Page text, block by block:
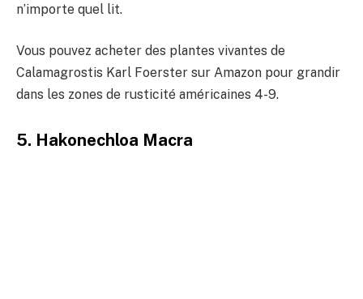
n’importe quel lit.
Vous pouvez acheter des plantes vivantes de
Calamagrostis Karl Foerster sur Amazon pour grandir
dans les zones de rusticité américaines 4-9.
5. Hakonechloa Macra